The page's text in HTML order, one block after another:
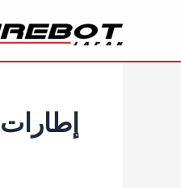
المحتوى
إطارات TBR